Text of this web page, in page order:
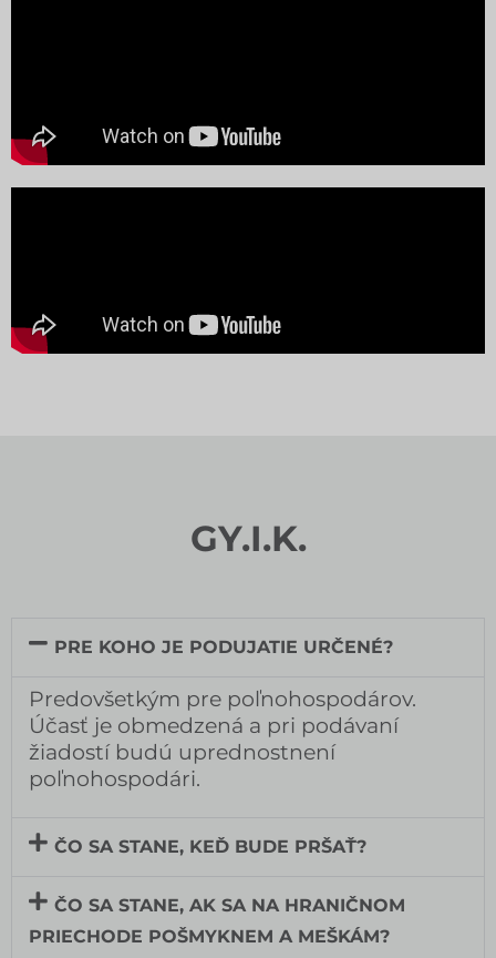
GY.I.K.
PRE KOHO JE PODUJATIE URČENÉ?
Predovšetkým pre poľnohospodárov.
Účasť je obmedzená a pri podávaní
žiadostí budú uprednostnení
poľnohospodári.
ČO SA STANE, KEĎ BUDE PRŠAŤ?
ČO SA STANE, AK SA NA HRANIČNOM
PRIECHODE POŠMYKNEM A MEŠKÁM?